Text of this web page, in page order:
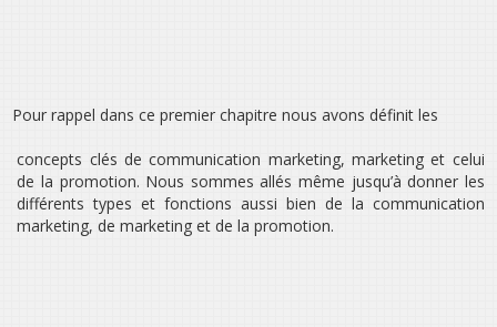
Pour rappel dans ce premier chapitre nous avons définit les
concepts clés de communication marketing, marketing et celui
de la promotion. Nous sommes allés même jusqu’à donner les
différents types et fonctions aussi bien de la communication
marketing, de marketing et de la promotion.